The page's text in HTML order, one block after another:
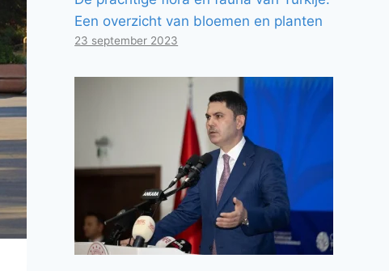
Een overzicht van bloemen en planten
23 september 2023